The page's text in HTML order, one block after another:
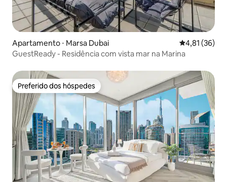
Apartamento ⋅ Marsa Dubai 4,81 de uma
4,81 (36)
GuestReady - Residência com vista mar na Marina
Preferido dos hóspedes
Preferido dos hóspedes